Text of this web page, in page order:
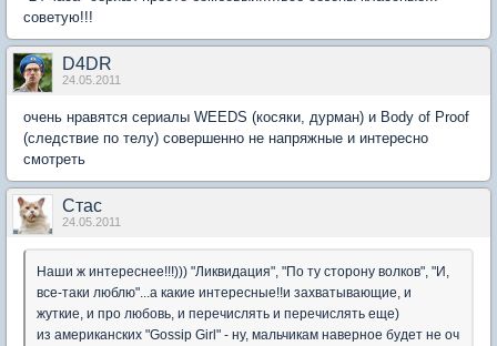
советую!!!
D4DR
24.05.2011
очень нравятся сериалы WEEDS (косяки, дурман) и Body of Proof
(следствие по телу) совершенно не напряжные и интересно
смотреть
Стас
24.05.2011
Наши ж интереснее!!!))) "Ликвидация", "По ту сторону волков", "И,
все-таки люблю"...а какие интересные!!и захватывающие, и
жуткие, и про любовь, и перечислять и перечислять еще)
из американских "Gossip Girl" - ну, мальчикам наверное будет не оч